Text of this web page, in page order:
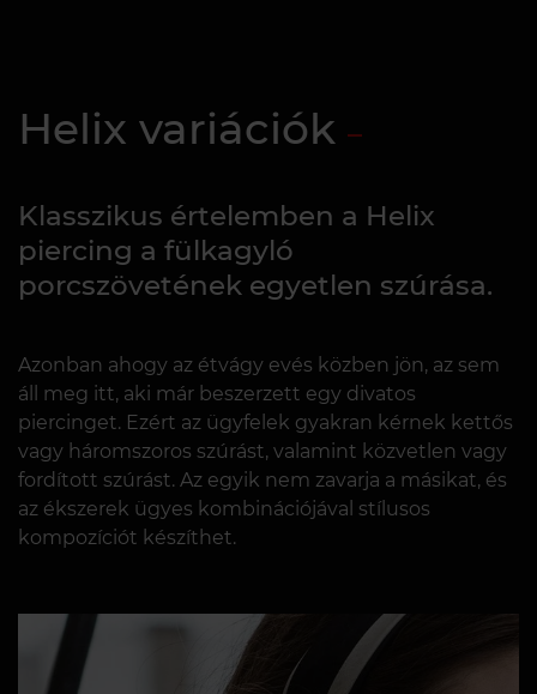
Helix variációk
Klasszikus értelemben a Helix
piercing a fülkagyló
porcszövetének egyetlen szúrása.
Azonban ahogy az étvágy evés közben jön, az sem
áll meg itt, aki már beszerzett egy divatos
piercinget. Ezért az ügyfelek gyakran kérnek kettős
vagy háromszoros szúrást, valamint közvetlen vagy
fordított szúrást. Az egyik nem zavarja a másikat, és
az ékszerek ügyes kombinációjával stílusos
kompozíciót készíthet.